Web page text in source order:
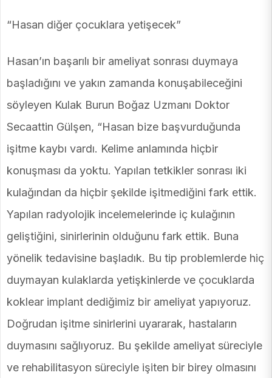
“Hasan diğer çocuklara yetişecek”
Hasan’ın başarılı bir ameliyat sonrası duymaya
başladığını ve yakın zamanda konuşabileceğini
söyleyen Kulak Burun Boğaz Uzmanı Doktor
Secaattin Gülşen, “Hasan bize başvurduğunda
işitme kaybı vardı. Kelime anlamında hiçbir
konuşması da yoktu. Yapılan tetkikler sonrası iki
kulağından da hiçbir şekilde işitmediğini fark ettik.
Yapılan radyolojik incelemelerinde iç kulağının
geliştiğini, sinirlerinin olduğunu fark ettik. Buna
yönelik tedavisine başladık. Bu tip problemlerde hiç
duymayan kulaklarda yetişkinlerde ve çocuklarda
koklear implant dediğimiz bir ameliyat yapıyoruz.
Doğrudan işitme sinirlerini uyararak, hastaların
duymasını sağlıyoruz. Bu şekilde ameliyat süreciyle
ve rehabilitasyon süreciyle işiten bir birey olmasını